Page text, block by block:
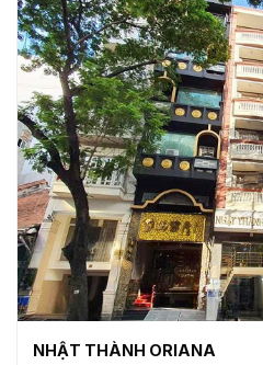
NHẬT THÀNH ORIANA